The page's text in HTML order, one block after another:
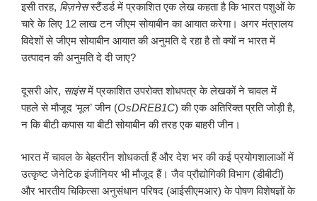
इसी तरह, बिज़नेसस्टैंडर्ड में प्रकाशित एक लेख कहता है कि भारत पशुओं के
चारे के लिए 12 लाख टन जीएम सोयाबीन का आयात करेगा। अगर मंत्रालय
विदेशों से जीएम सोयाबीन आयात की अनुमति दे रहा है तो क्यों न भारत में
उत्पादन की अनुमति दे दी जाए?
दूसरी ओर, साइंसमें प्रकाशित उपरोक्त शोधपत्र के लेखकों ने चावल में
पहले से मौजूद ‘मूल’ जीन (OsDREB1C) की एक अतिरिक्त प्रति जोड़ी है,
न कि बीटी कपास या बीटी सोयाबीन की तरह एक बाहरी जीन।
भारत में चावल के बेहतरीन शोधकर्ता हैं और देश भर की कई प्रयोगशालाओं में
उत्कृष्ट जेनेटिक इंजीनियर भी मौजूद हैं। जैव प्रौद्योगिकी विभाग (डीबीटी)
और भारतीय चिकित्सा अनुसंधान परिषद (आईसीएमआर) के पोषण विशेषज्ञों के